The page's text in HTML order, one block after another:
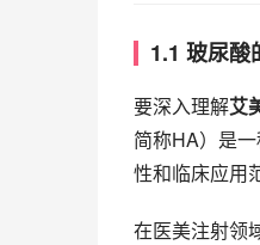
1.1 玻尿酸
要深入理解艾
简称HA）是
性和临床应用
在医美注射领